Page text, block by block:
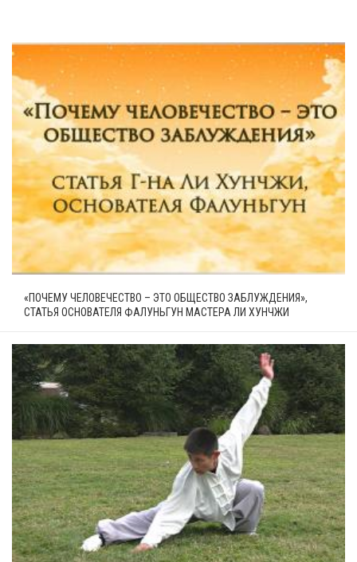
«ПОЧЕМУ ЧЕЛОВЕЧЕСТВО – ЭТО ОБЩЕСТВО ЗАБЛУЖДЕНИЯ»,
СТАТЬЯ ОСНОВАТЕЛЯ ФАЛУНЬГУН МАСТЕРА ЛИ ХУНЧЖИ